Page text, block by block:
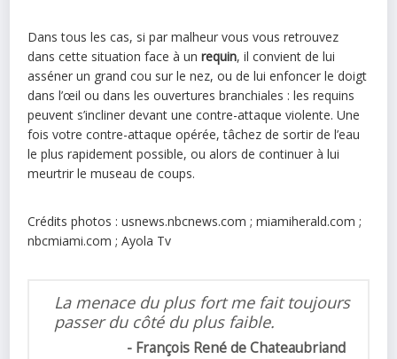
Dans tous les cas, si par malheur vous vous retrouvez
dans cette situation face à unrequin, il convient de lui
asséner un grand cou sur le nez, ou de lui enfoncer le doigt
dans l’œil ou dans les ouvertures branchiales : les requins
peuvent s’incliner devant une contre-attaque violente. Une
fois votre contre-attaque opérée, tâchez de sortir de l’eau
le plus rapidement possible, ou alors de continuer à lui
meurtrir le museau de coups.
Crédits photos : usnews.nbcnews.com ; miamiherald.com ;
nbcmiami.com ; Ayola Tv
La menace du plus fort me fait toujours
passer du côté du plus faible.
François René de Chateaubriand